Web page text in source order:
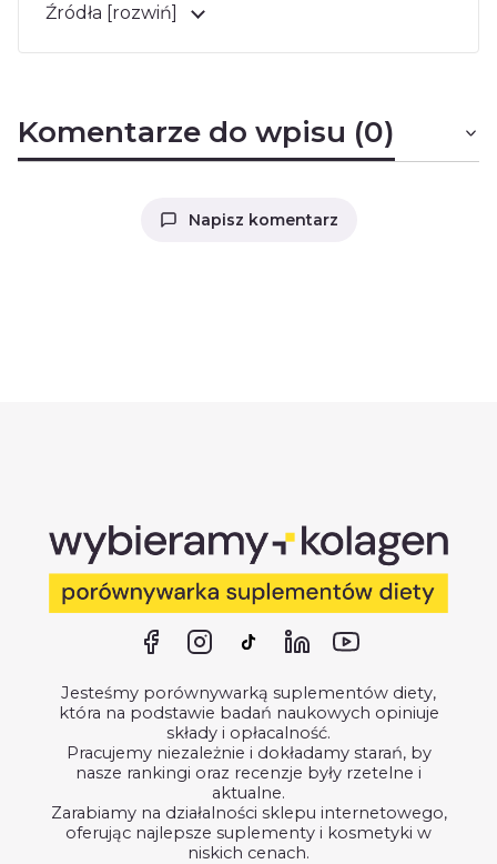
Źródła [rozwiń]
Komentarze do wpisu (0)
Napisz komentarz
Jesteśmy porównywarką suplementów diety,
która na podstawie badań naukowych opiniuje
składy i opłacalność.
Pracujemy niezależnie i dokładamy starań, by
nasze rankingi oraz recenzje były rzetelne i
aktualne.
Zarabiamy na działalności sklepu internetowego,
oferując najlepsze suplementy i kosmetyki w
niskich cenach.